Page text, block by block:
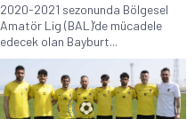
2020-2021 sezonunda Bölgesel
Amatör Lig (BAL)’de mücadele
edecek olan Bayburt...